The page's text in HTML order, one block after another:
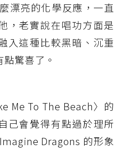
漂亮的化學反應，一直
，老實說在唱功方面是
入這種比較黑暗、沉重
驚喜了。
Me To The Beach〉的
己會覺得有點過於理所
Dragons 的形象